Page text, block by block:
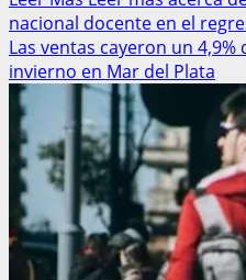
nacional docente en el
Las ventas cayeron un
invierno en Mar del Plata